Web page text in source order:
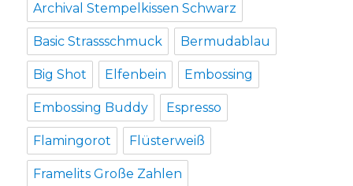
Archival Stempelkissen Schwarz
Basic Strassschmuck Bermudablau
Big Shot Elfenbein Embossing
Embossing Buddy Espresso
Flamingorot Flüsterweiß
Framelits Große Zahlen